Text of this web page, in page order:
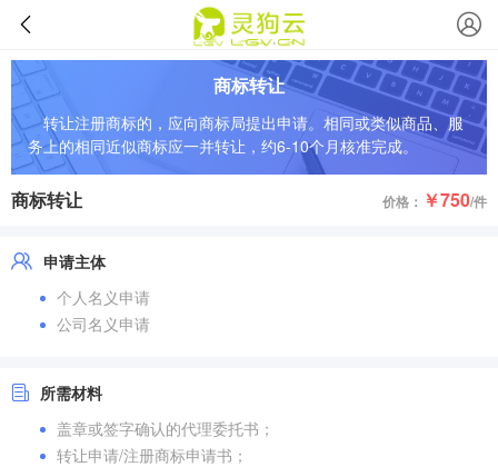
商标转让
转让注册商标的，应向商标局提出申请。相同或类似商品、服
务上的相同近似商标应一并转让，约6-10个月核准完成。
商标转让 价格： ￥750/件
申请主体
个人名义申请
公司名义申请
所需材料
盖章或签字确认的代理委托书；
转让申请/注册商标申请书；